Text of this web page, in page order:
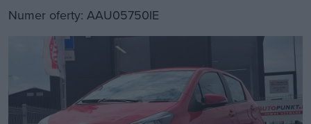
Numer oferty: AAU05750IE